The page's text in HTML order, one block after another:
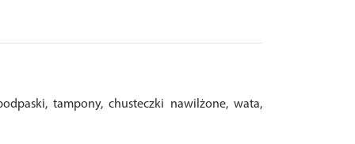
tampony, chusteczki nawilżone, wata,